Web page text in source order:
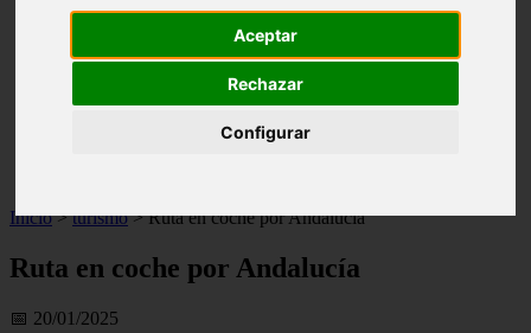
Aceptar
Rechazar
Configurar
category
lanzarote
Inicio > turismo >Ruta en coche por Andalucía
Ruta en coche por Andalucía
📅 20/01/2025